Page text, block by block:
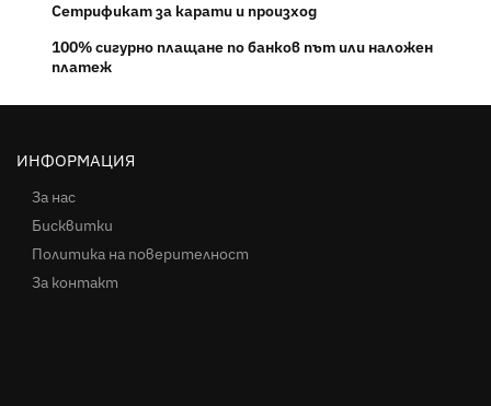
Сетрификат за карати и произход
100% сигурно плащане по банков път или наложен
платеж
ИНФОРМАЦИЯ
За нас
Бисквитки
Политика на поверителност
За контакт